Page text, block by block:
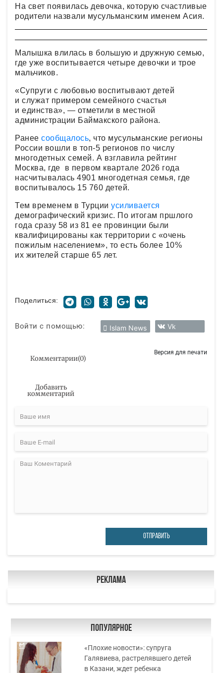
На свет появилась девочка, которую счастливые
родители назвали мусульманским именем Асия.
Малышка влилась в большую и дружную семью,
где уже воспитывается четыре девочки и трое
мальчиков.
«Супруги с любовью воспитывают детей
и служат примером семейного счастья
и единства», — отметили в местной
администрации Баймакского района.
Ранее сообщалось, что мусульманские регионы
России вошли в топ-5 регионов по числу
многодетных семей. А взглавила рейтинг
Москва, где в первом квартале 2026 года
насчитывалась 4901 многодетная семья, где
воспитывалось 15 760 детей.
Тем временем в Турции усиливается
демографический кризис. По итогам пршлого
года сразу 58 из 81 ее провинции были
квалифицированы как территории с «очень
пожилым населением», то есть более 10%
их жителей старше 65 лет.
Поделиться:
Войти с помощью: Islam News Vk
Комментарии(0)
Версия для печати
Добавить
комментарий
ОТПРАВИТЬ
Реклама
Популярное
«Плохие новости»: супруга
Галявиева, растрелявшего детей
в Казани, ждет ребенка